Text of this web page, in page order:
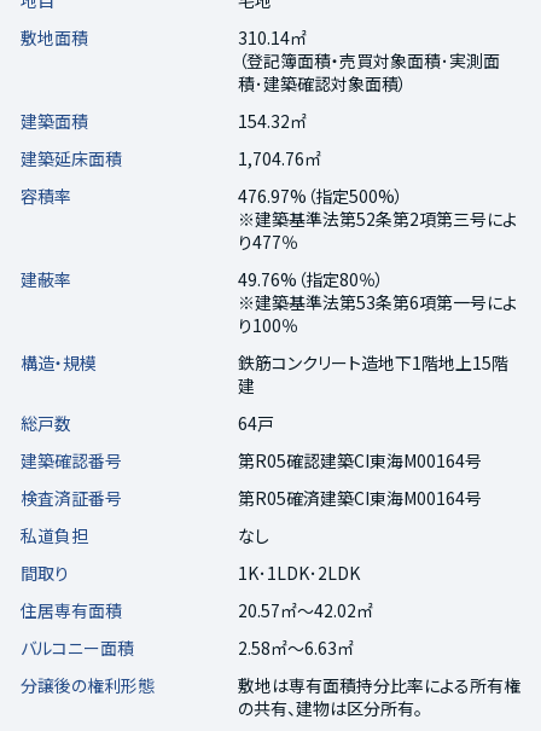
敷地面積
310.14㎡
（登記簿面積・売買対象面積･実測面
積･建築確認対象面積）
建築面積
154.32㎡
建築延床面積
1,704.76㎡
容積率
476.97%（指定500%）
※建築基準法第52条第2項第三号によ
り477％
建蔽率
49.76%（指定80％）
※建築基準法第53条第6項第一号によ
り100％
構造・規模
鉄筋コンクリート造地下1階地上15階
建
総戸数
64戸
建築確認番号
第R05確認建築CI東海M00164号
検査済証番号
第R05確済建築CI東海M00164号
私道負担
なし
間取り
1K･1LDK･2LDK
住居専有面積
20.57㎡～42.02㎡
バルコニー面積
2.58㎡～6.63㎡
分譲後の権利形態
敷地は専有面積持分比率による所有権
の共有、建物は区分所有。